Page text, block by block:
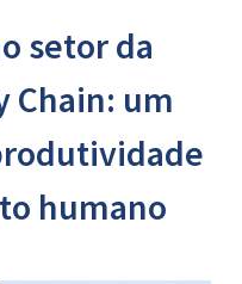
setor da
Chain: um
humano